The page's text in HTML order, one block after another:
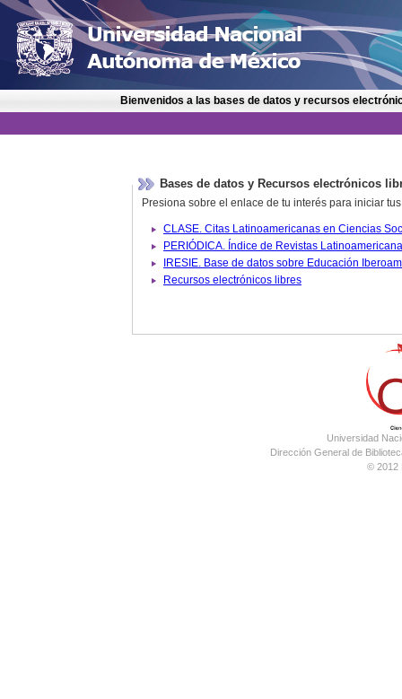
Bienvenidos a las bases de datos y recursos
Bases de datos y Recursos electrónicos
Presiona sobre el enlace de tu interés para iniciar
IRESIE. Base de datos
Recursos electrónicos libres
Universidad
Dirección General de
© 2012